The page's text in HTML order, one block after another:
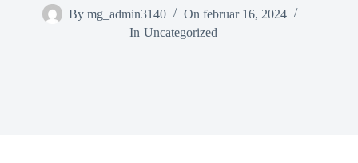
By mg_admin3140 On februar 16, 2024
In Uncategorized